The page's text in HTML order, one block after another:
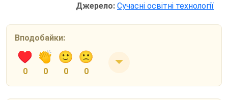
Джерело: Сучасні освітні технології
Вподобайки:
0 0 0 0